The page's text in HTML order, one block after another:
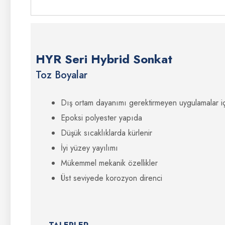
HYR Seri Hybrid Sonkat
Toz Boyalar
Dış ortam dayanımı gerektirmeyen uygulamalar
Epoksi polyester yapıda
Düşük sıcaklıklarda kürlenir
İyi yüzey yayılımı
Mükemmel mekanik özellikler
Üst seviyede korozyon direnci